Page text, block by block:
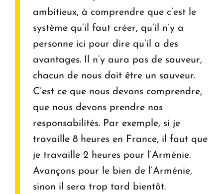
ambitieux, à comprendre que c’est le
système qu’il faut créer, qu’il n’y a
personne ici pour dire qu’il a des
avantages. Il n’y aura pas de sauveur,
chacun de nous doit être un sauveur.
C’est ce que nous devons comprendre,
que nous devons prendre nos
responsabilités. Par exemple, si je
travaille 8 heures en France, il faut que
je travaille 2 heures pour l’Arménie.
Avançons pour le bien de l’Arménie,
sinon il sera trop tard bientôt.